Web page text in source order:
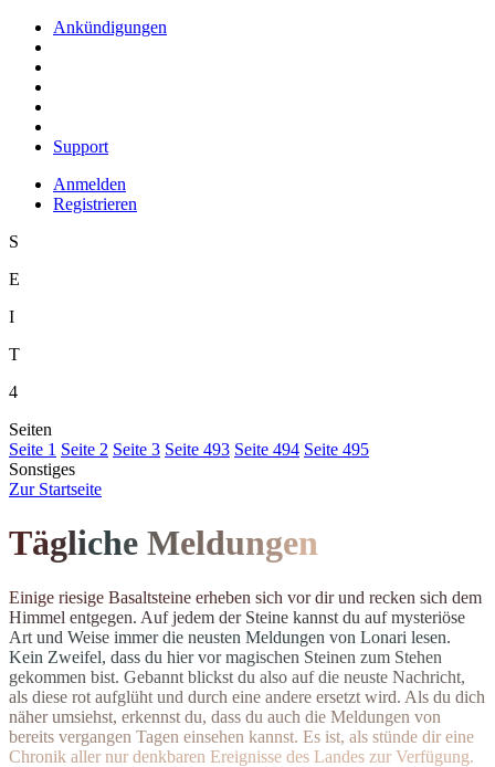
Ankündigungen
Support
Anmelden
Registrieren
S
E
I
T
4
Seiten
Seite 1 Seite 2 Seite 3 Seite 493 Seite 494 Seite 495
Sonstiges
Zur Startseite
Tägliche Meldungen
Einige riesige Basaltsteine erheben sich vor dir und recken sich dem
Himmel entgegen. Auf jedem der Steine kannst du auf mysteriöse
Art und Weise immer die neusten Meldungen von Lonari lesen.
Kein Zweifel, dass du hier vor magischen Steinen zum Stehen
gekommen bist. Gebannt blickst du also auf die neuste Nachricht,
als diese rot aufglüht und durch eine andere ersetzt wird. Als du dich
näher umsiehst, erkennst du, dass du auch die Meldungen von
bereits vergangen Tagen einsehen kannst. Es ist, als stünde dir eine
Chronik aller nur denkbaren Ereignisse des Landes zur Verfügung.